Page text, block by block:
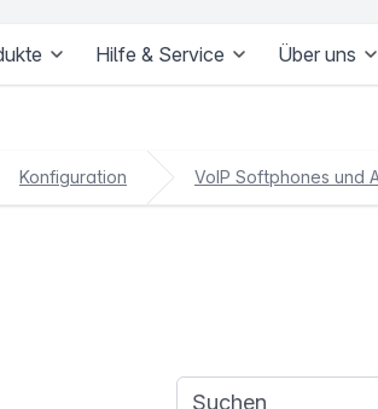
Hilfe & Service Über uns
Konfiguration VoIP Softphones und
Suchanfrage